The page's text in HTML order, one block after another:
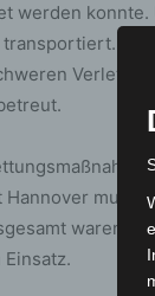
werden
waren